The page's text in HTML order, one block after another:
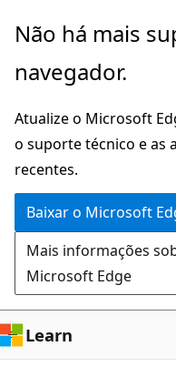
Pular
o
principal
Não há mais
navegador.
Atualize o Microsoft
o suporte técnico e as
recentes.
Baixar o Microsoft
Mais informações
Microsoft Edge
Learn